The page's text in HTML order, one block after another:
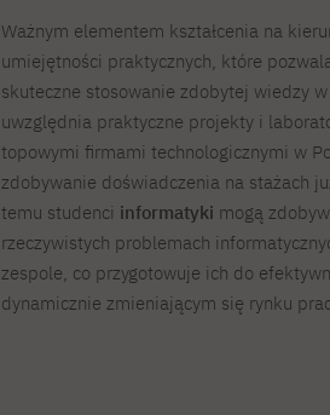
Ważnym elementem kształcenia na
umiejętności praktycznych, które
skuteczne stosowanie zdobytej wiedzy
uwzględnia praktyczne projekty i
topowymi firmami technologicznymi w
zdobywanie doświadczenia na stażach
temu studenci informatyki mogą
rzeczywistych problemach
zespole, co przygotowuje ich do
dynamicznie zmieniającym się rynku